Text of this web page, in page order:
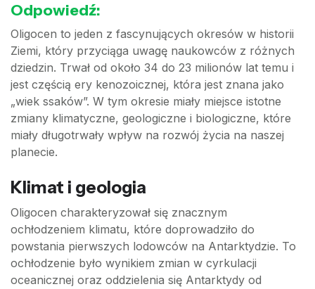
Odpowiedź:
Oligocen to jeden z fascynujących okresów w historii
Ziemi, który przyciąga uwagę naukowców z różnych
dziedzin. Trwał od około 34 do 23 milionów lat temu i
jest częścią ery kenozoicznej, która jest znana jako
„wiek ssaków”. W tym okresie miały miejsce istotne
zmiany klimatyczne, geologiczne i biologiczne, które
miały długotrwały wpływ na rozwój życia na naszej
planecie.
Klimat i geologia
Oligocen charakteryzował się znacznym
ochłodzeniem klimatu, które doprowadziło do
powstania pierwszych lodowców na Antarktydzie. To
ochłodzenie było wynikiem zmian w cyrkulacji
oceanicznej oraz oddzielenia się Antarktydy od